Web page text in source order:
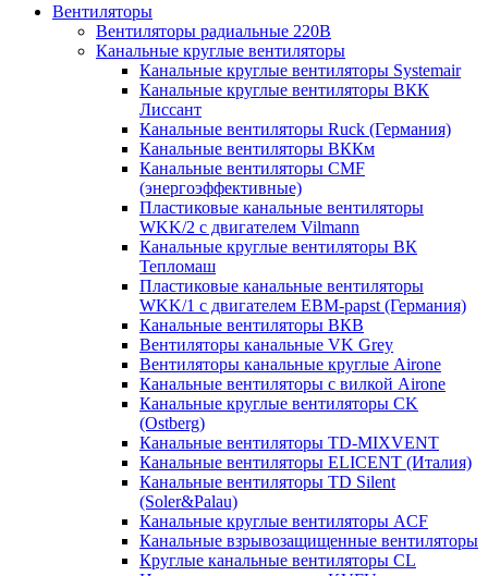
Вентиляторы
Вентиляторы радиальные 220В
Канальные круглые вентиляторы
Канальные круглые вентиляторы Systemair
Канальные круглые вентиляторы ВКК
Лиссант
Канальные вентиляторы Ruck (Германия)
Канальные вентиляторы ВККм
Канальные вентиляторы CMF
(энергоэффективные)
Пластиковые канальные вентиляторы
WKK/2 с двигателем Vilmann
Канальные круглые вентиляторы ВК
Тепломаш
Пластиковые канальные вентиляторы
WKK/1 с двигателем EBM-papst (Германия)
Канальные вентиляторы ВКВ
Вентиляторы канальные VK Grey
Вентиляторы канальные круглые Airone
Канальные вентиляторы с вилкой Airone
Канальные круглые вентиляторы CK
(Ostberg)
Канальные вентиляторы TD-MIXVENT
Канальные вентиляторы ELICENT (Италия)
Канальные вентиляторы TD Silent
(Soler&Palau)
Канальные круглые вентиляторы ACF
Канальные взрывозащищенные вентиляторы
Круглые канальные вентиляторы CL